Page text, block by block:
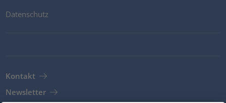
Datenschutz
Kontakt
Newsletter